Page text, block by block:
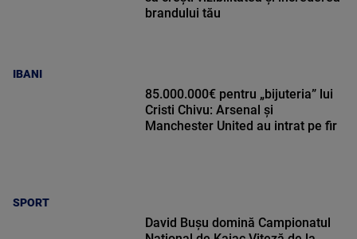
IBANI
brandului tău
SPORT
85.000.000€ pentru „bijuteria” lui
Cristi Chivu: Arsenal și
Manchester United au intrat pe fir
David Bușu domină Campionatul